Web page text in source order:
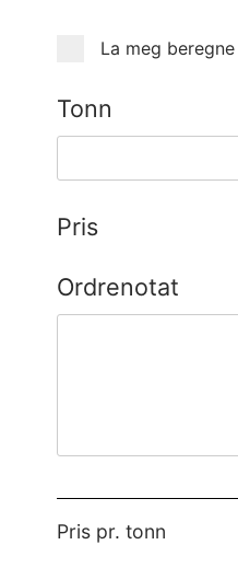
La meg
Tonn
Pris
Ordrenotat
Pris pr. tonn